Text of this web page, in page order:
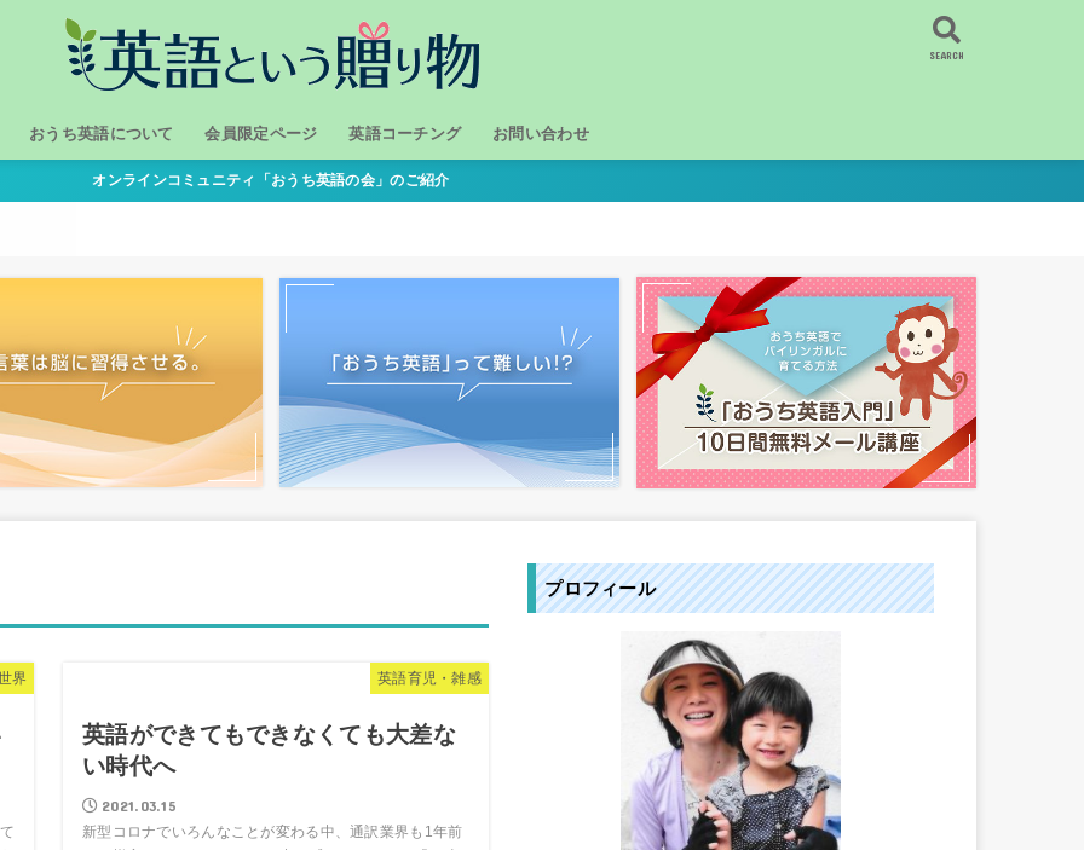
おうち英語について
１．我が家のおうち英語
２．どうして「おうち英語」？
３．おうち英語の進め方
おうち英語の体験談
おうち英語勉強会
会員限定ページ 英語コーチング お問い合わせ
SEARCH
オンラインコミュニティ「おうち英語の会」のご紹介
界 英語育児・雑感
英語ができてもできなくても大差な
い時代へ
2021.03.15
新型コロナでいろんなことが変わる中、通訳業界も1年前
プロフィール